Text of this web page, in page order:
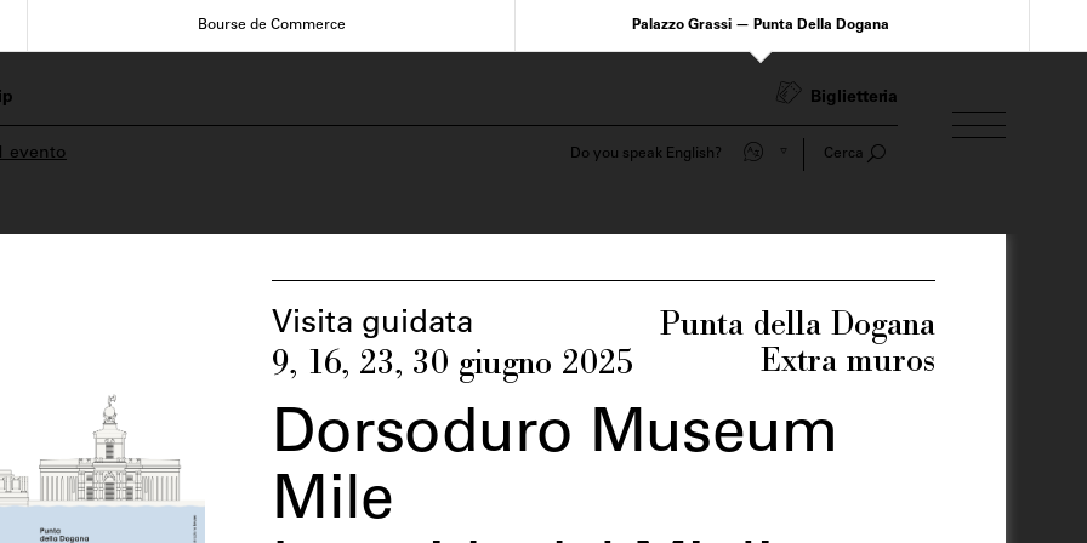
Bourse de Commerce Palazzo Grassi — Punta Della Dogana
Biglietteria
evento Do you speak English? Cerca
Visita guidata
9, 16, 23, 30 giugno 2025
Punta della Dogana
Extra muros
Dorsoduro Museum
Mile